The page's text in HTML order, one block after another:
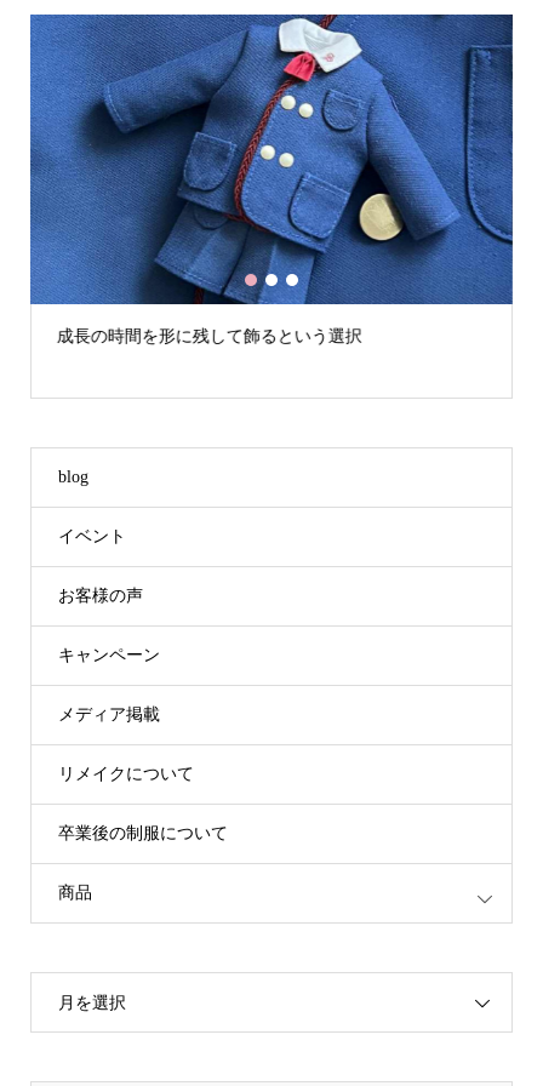
て飾るという選択
フジテレビ「Live Newsイ
1 2 3
blog
イベント
お客様の声
キャンペーン
メディア掲載
リメイクについて
卒業後の制服について
商品
月を選択